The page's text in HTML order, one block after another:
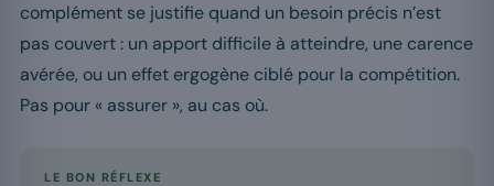
complément se justifie quand un besoin précis n’est
pas couvert : un apport difficile à atteindre, une carence
avérée, ou un effet ergogène ciblé pour la compétition.
Pas pour « assurer », au cas où.
LE BON RÉFLEXE